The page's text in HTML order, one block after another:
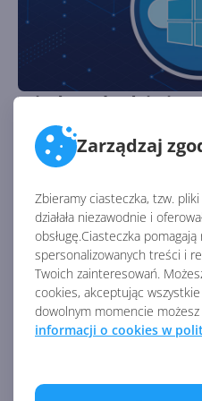
Zarządzaj
Zbieramy ciasteczka, tzw.
działała niezawodnie i
obsługę.Ciasteczka
spersonalizowanych treści i
Twoich zainteresowań.
cookies, akceptując
dowolnym momencie
informacji o cookies w
Windows będzie
zbiorcze w trakcie
Autor: Krzysztof Sulikowski
Liczba odsłon:
Wstępny plan został
zaoferować
mechanizmy kontroli i